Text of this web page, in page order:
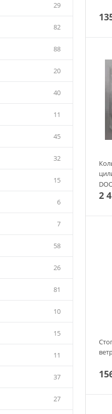
29
82
88
20
40
11
45
32
15
6
7
58
26
81
10
15
11
37
27
2